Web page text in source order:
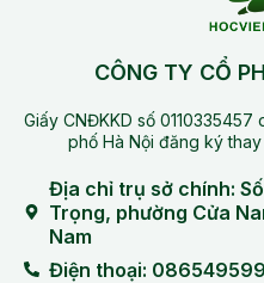
CÔNG TY CỔ
Giấy CNĐKKD số
phố Hà Nội đăng ký
Địa chỉ trụ sở chính:
Trọng, phường Cửa
Nam
Điện thoại: